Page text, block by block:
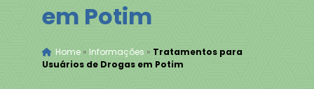
em Potim
Home» Informações » Tratamentos para
Usuários de Drogas em Potim